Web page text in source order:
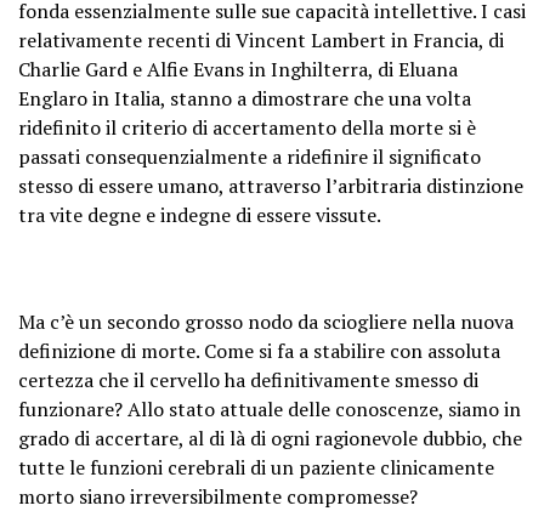
fonda essenzialmente sulle sue capacità intellettive. I casi
relativamente recenti di Vincent Lambert in Francia, di
Charlie Gard e Alfie Evans in Inghilterra, di Eluana
Englaro in Italia, stanno a dimostrare che una volta
ridefinito il criterio di accertamento della morte si è
passati consequenzialmente a ridefinire il significato
stesso di essere umano, attraverso l’arbitraria distinzione
tra vite degne e indegne di essere vissute.
Ma c’è un secondo grosso nodo da sciogliere nella nuova
definizione di morte. Come si fa a stabilire con assoluta
certezza che il cervello ha definitivamente smesso di
funzionare? Allo stato attuale delle conoscenze, siamo in
grado di accertare, al di là di ogni ragionevole dubbio, che
tutte le funzioni cerebrali di un paziente clinicamente
morto siano irreversibilmente compromesse?